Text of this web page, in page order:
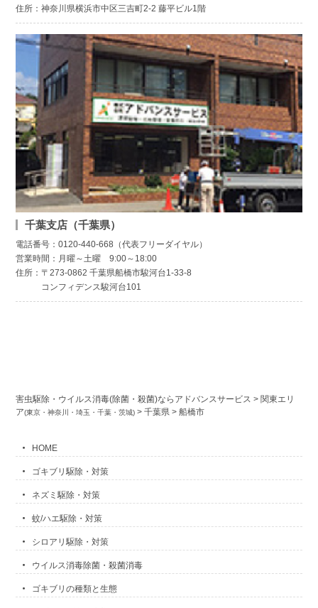
住所：神奈川県横浜市中区三吉町2-2 藤平ビル1階
千葉支店（千葉県）
電話番号：0120-440-668（代表フリーダイヤル）
営業時間：月曜～土曜 9:00～18:00
住所：〒273-0862 千葉県船橋市駿河台1-33-8
コンフィデンス駿河台101
害虫駆除・ウイルス消毒(除菌・殺菌)ならアドバンスサービス > 関東エリ
ア(東京・神奈川・埼玉・千葉・茨城) >千葉県 >船橋市
HOME
ゴキブリ駆除・対策
ネズミ駆除・対策
蚊/ハエ駆除・対策
シロアリ駆除・対策
ウイルス消毒除菌・殺菌消毒
ゴキブリの種類と生態